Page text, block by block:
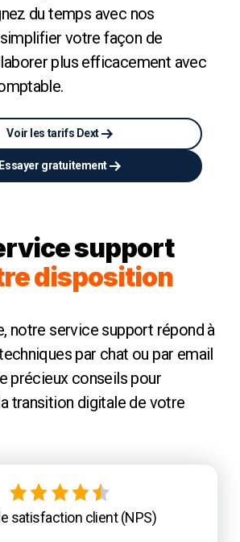
du temps avec nos
votre façon de
plus efficacement avec
Voir les tarifs Dext
Essayer gratuitement
support
disposition
notre service support répond à
par chat ou par email
précieux conseils pour
transition digitale de votre
satisfaction client (NPS)